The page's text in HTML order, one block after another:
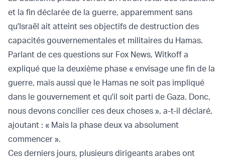
et la fin déclarée de la guerre, apparemment sans
qu'Israël ait atteint ses objectifs de destruction des
capacités gouvernementales et militaires du Hamas.
Parlant de ces questions sur Fox News, Witkoff a
expliqué que la deuxième phase « envisage une fin de la
guerre, mais aussi que le Hamas ne soit pas impliqué
dans le gouvernement et qu'il soit parti de Gaza. Donc,
nous devons concilier ces deux choses », a-t-il déclaré,
ajoutant : « Mais la phase deux va absolument
commencer ».
Ces derniers jours, plusieurs dirigeants arabes ont